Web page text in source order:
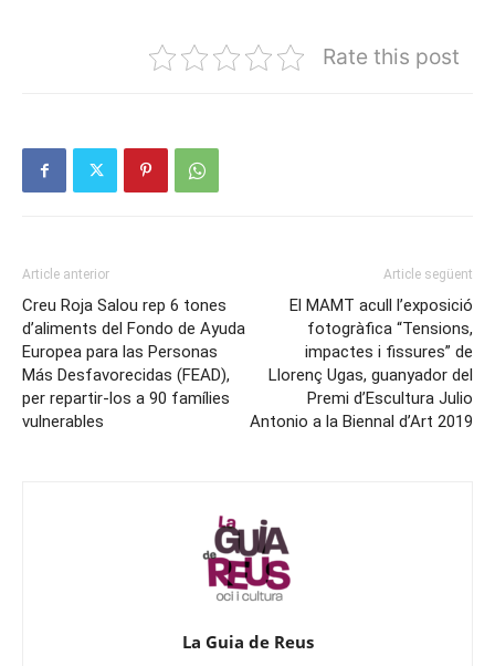
Rate this post
Article anterior
Creu Roja Salou rep 6 tones
d’aliments del Fondo de Ayuda
Europea para las Personas
Más Desfavorecidas (FEAD),
per repartir-los a 90 famílies
vulnerables
Article següent
El MAMT acull l’exposició
fotogràfica “Tensions,
impactes i fissures” de
Llorenç Ugas, guanyador del
Premi d’Escultura Julio
Antonio a la Biennal d’Art 2019
La Guia de Reus